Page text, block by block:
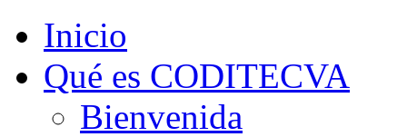
Inicio
Qué es CODITECVA
Bienvenida